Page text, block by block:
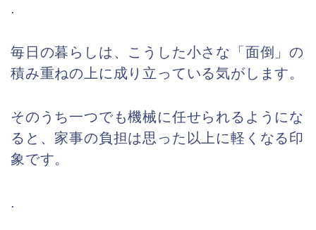
.
毎日の暮らしは、こうした小さな「面倒」の
積み重ねの上に成り立っている気がします。
そのうち一つでも機械に任せられるようにな
ると、家事の負担は思った以上に軽くなる印
象です。
.